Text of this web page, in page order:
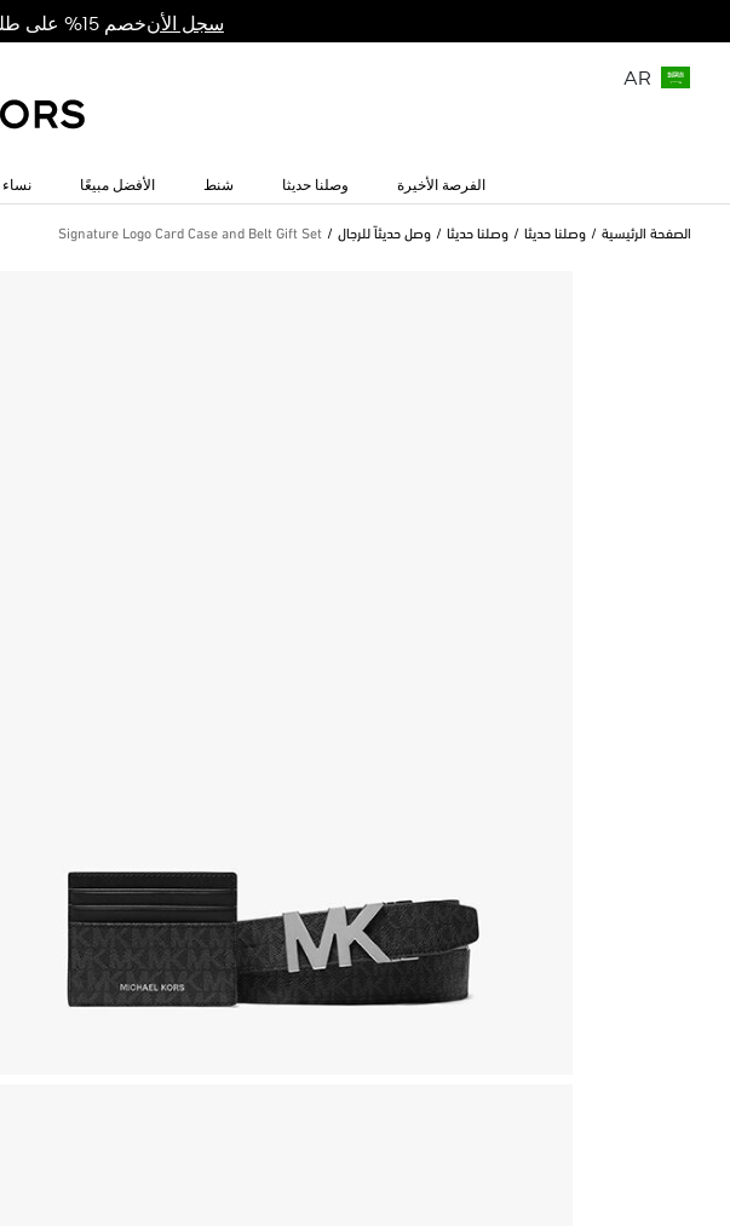
سجل الأنخصم 15% على طلبك الأول عند إنفاق 950 ريال سعودي: MKFIRST
AR
الفرصة الأخيرة وصلنا حديثا شنط الأفضل مبيعًا نساء
الصفحة الرئيسية وصلنا حديثا وصلنا حديثا وصل حديثاً للرجال Signature Logo Card Case and Belt Gift Set